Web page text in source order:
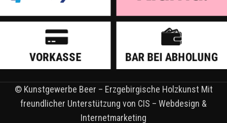
© Kunstgewerbe Beer – Erzgebirgische Holzkunst Mit
freundlicher Unterstützung von CIS – Webdesign &
Internetmarketing